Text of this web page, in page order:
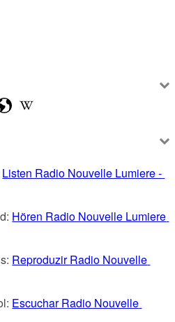
Listen Radio Nouvelle Lumiere -
Hören Radio Nouvelle Lumiere
Reproduzir Radio Nouvelle
Escuchar Radio Nouvelle